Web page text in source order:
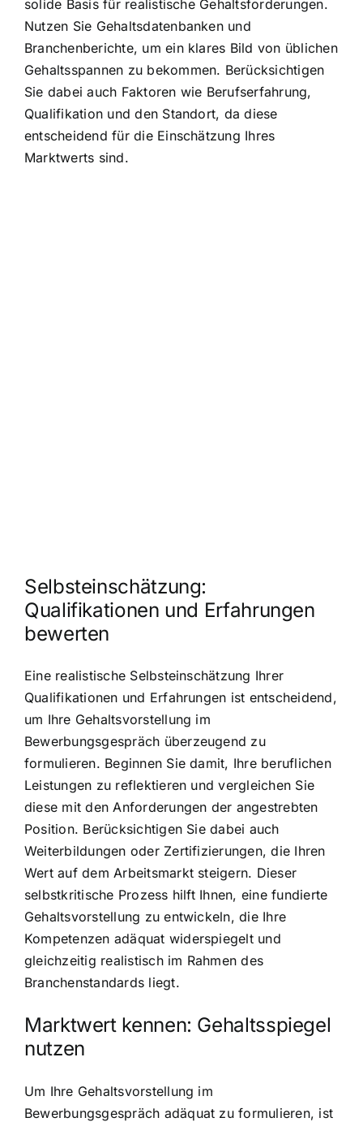
solide Basis für realistische Gehaltsforderungen.
Nutzen Sie Gehaltsdatenbanken und
Branchenberichte, um ein klares Bild von üblichen
Gehaltsspannen zu bekommen. Berücksichtigen
Sie dabei auch Faktoren wie Berufserfahrung,
Qualifikation und den Standort, da diese
entscheidend für die Einschätzung Ihres
Marktwerts sind.
Selbsteinschätzung:
Qualifikationen und Erfahrungen
bewerten
Eine realistische Selbsteinschätzung Ihrer
Qualifikationen und Erfahrungen ist entscheidend,
um Ihre Gehaltsvorstellung im
Bewerbungsgespräch überzeugend zu
formulieren. Beginnen Sie damit, Ihre beruflichen
Leistungen zu reflektieren und vergleichen Sie
diese mit den Anforderungen der angestrebten
Position. Berücksichtigen Sie dabei auch
Weiterbildungen oder Zertifizierungen, die Ihren
Wert auf dem Arbeitsmarkt steigern. Dieser
selbstkritische Prozess hilft Ihnen, eine fundierte
Gehaltsvorstellung zu entwickeln, die Ihre
Kompetenzen adäquat widerspiegelt und
gleichzeitig realistisch im Rahmen des
Branchenstandards liegt.
Marktwert kennen: Gehaltsspiegel
nutzen
Um Ihre Gehaltsvorstellung im
Bewerbungsgespräch adäquat zu formulieren, ist